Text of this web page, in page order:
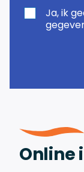
Ja, ik
Online